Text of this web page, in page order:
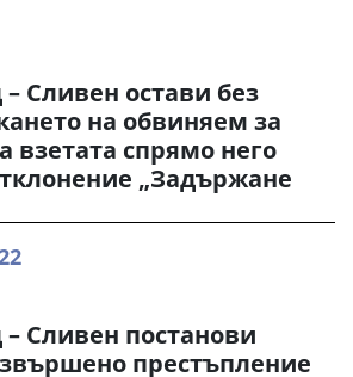
Сливен остави без
на обвиняем за
взетата спрямо него
„Задържане
Сливен постанови
престъпление